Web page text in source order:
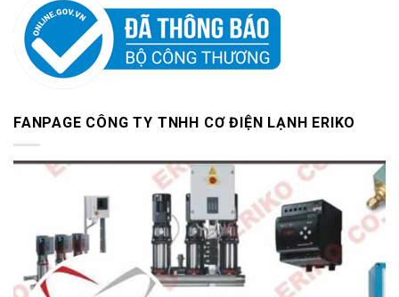
FANPAGE CÔNG TY TNHH CƠ ĐIỆN LẠNH ERIKO